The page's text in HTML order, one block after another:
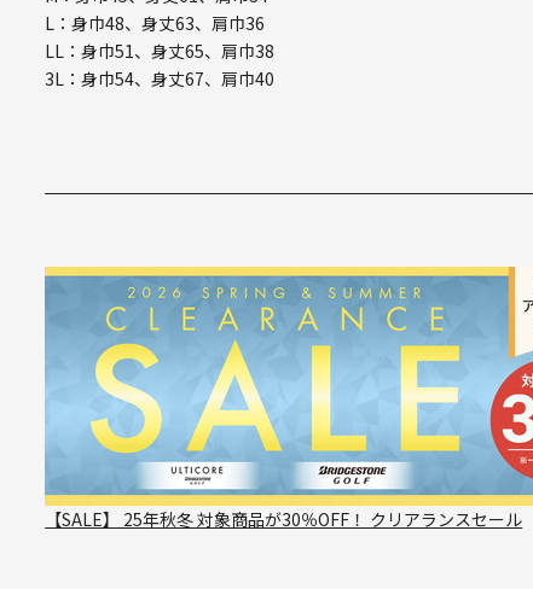
L：身巾48、身丈63、肩巾36
LL：身巾51、身丈65、肩巾38
3L：身巾54、身丈67、肩巾40
【SALE】 25年秋冬 対象商品が30％OFF！ クリアランスセール